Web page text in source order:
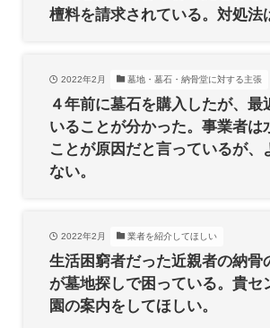
檀料を請求されている。対処法
2022年2月 墓地・墓石・納骨堂に対する主張
４年前に墓石を購入したが、最
いることが分かった。事業者は
ことが原因だと言っているが、
ない。
2022年2月 業者を紹介してほしい
生活困窮者だった近親者の納骨
が墓地探しで困っている。貴セ
園の案内をしてほしい。